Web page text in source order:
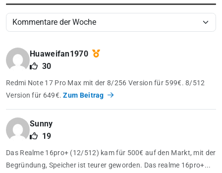
Huaweifan1970
30
Redmi Note 17 Pro Max mit der 8/256 Version für 599€. 8/512
Version für 649€.Zum Beitrag
Sunny
19
Das Realme 16pro+ (12/512) kam für 500€ auf den Markt, mit der
Begründung, Speicher ist teurer geworden. Das realme 16pro+...